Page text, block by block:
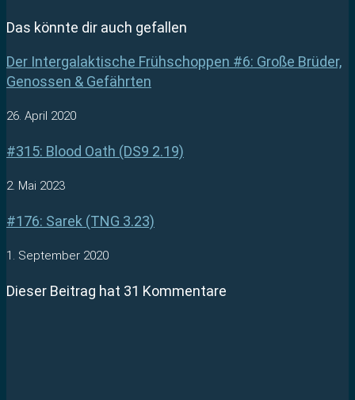
Das könnte dir auch gefallen
Der Intergalaktische Frühschoppen #6: Große Brüder,
Genossen & Gefährten
26. April 2020
#315: Blood Oath (DS9 2.19)
2. Mai 2023
#176: Sarek (TNG 3.23)
1. September 2020
Dieser Beitrag hat 31 Kommentare